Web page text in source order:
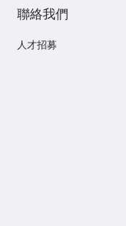
聯絡我們
人才招募